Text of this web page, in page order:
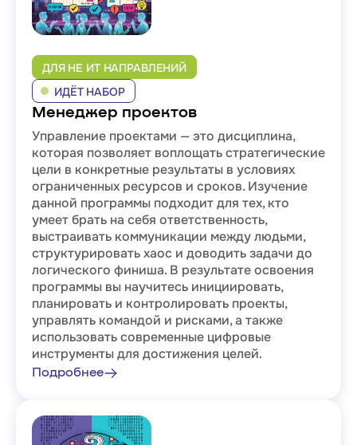
ДЛЯ НЕ ИТ НАПРАВЛЕНИЙ
ИДЁТ НАБОР
Менеджер проектов
Управление проектами — это дисциплина,
которая позволяет воплощать стратегические
цели в конкретные результаты в условиях
ограниченных ресурсов и сроков. Изучение
данной программы подходит для тех, кто
умеет брать на себя ответственность,
выстраивать коммуникации между людьми,
структурировать хаос и доводить задачи до
логического финиша. В результате освоения
программы вы научитесь инициировать,
планировать и контролировать проекты,
управлять командой и рисками, а также
использовать современные цифровые
инструменты для достижения целей.
Подробнее